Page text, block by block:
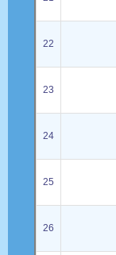
22
23
24
25
26